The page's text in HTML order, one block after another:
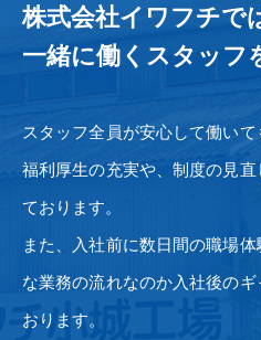
株式会社イワフチで
一緒に働くスタッフ
スタッフ全員が安心して働い
福利厚生の充実や、制度の見
ております。
また、入社前に数日間の職場
な業務の流れなのか入社後の
おります。